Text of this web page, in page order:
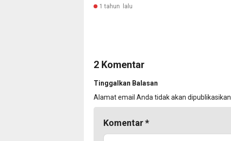
1 tahun lalu
2 Komentar
Tinggalkan Balasan
Alamat email Anda tidak akan dipublikasikan.
Komentar*